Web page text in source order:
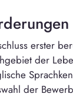
erster
der
der